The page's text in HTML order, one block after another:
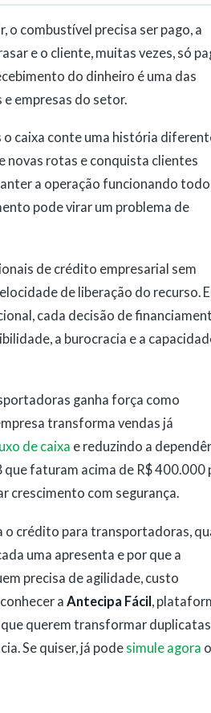
o combustível precisa ser pago, a
e o cliente, muitas vezes, só
do dinheiro é uma das
empresas do setor.
o caixa conte uma história
novas rotas e conquista clientes
a operação funcionando
pode virar um problema de
de crédito empresarial sem
de liberação do recurso.
cada decisão de
a burocracia e a
ganha força como
transforma vendas já
de caixa e reduzindo a
faturam acima de R$ 400.000
crescimento com segurança.
crédito para transportadoras,
uma apresenta e por que a
precisa de agilidade, custo
a Antecipa Fácil,
querem transformar
Se quiser, já pode simule agora o